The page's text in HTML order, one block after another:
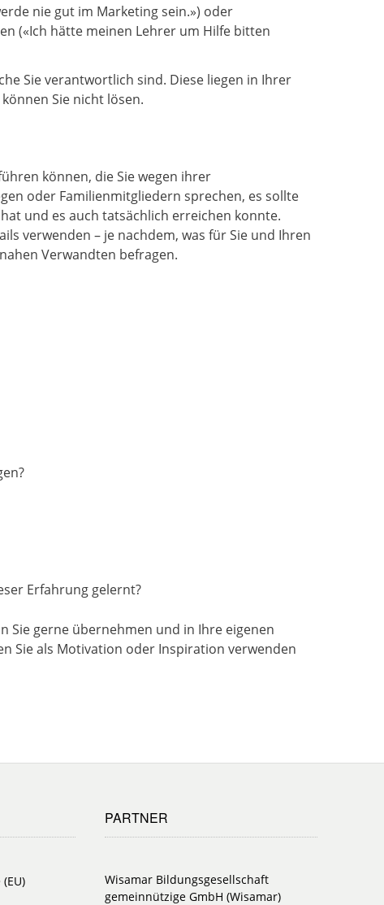
nie gut im Marketing sein.») oder
(«Ich hätte meinen Lehrer um Hilfe bitten
Sie verantwortlich sind. Diese liegen in Ihrer
Sie nicht lösen.
können, die Sie wegen ihrer
oder Familienmitgliedern sprechen, es sollte
und es auch tatsächlich erreichen konnte.
verwenden – je nachdem, was für Sie und Ihren
Verwandten befragen.
Erfahrung gelernt?
Sie gerne übernehmen und in Ihre eigenen
Sie als Motivation oder Inspiration verwenden
PARTNER
Wisamar Bildungsgesellschaft
gemeinnützige GmbH (Wisamar)